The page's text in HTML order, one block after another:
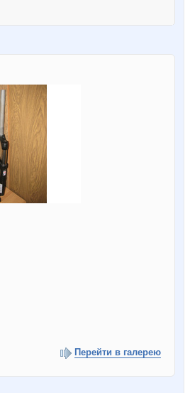
Перейти в галерею